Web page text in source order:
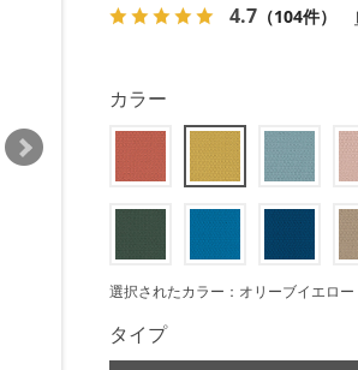
4.7 （104件）
カラー
選択されたカラー：オリーブイエロー
タイプ